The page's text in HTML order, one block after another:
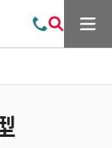
問
わ
索
メ